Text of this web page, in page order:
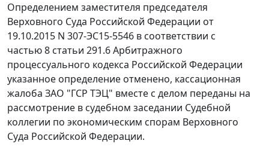
Определением заместителя председателя
Верховного Суда Российской Федерации от
19.10.2015 N 307-ЭС15-5546 в соответствии с
частью 8 статьи 291.6 Арбитражного
процессуального кодекса Российской Федерации
указанное определение отменено, кассационная
жалоба ЗАО "ГСР ТЭЦ" вместе с делом переданы на
рассмотрение в судебном заседании Судебной
коллегии по экономическим спорам Верховного
Суда Российской Федерации.